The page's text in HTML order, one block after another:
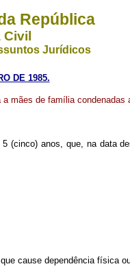
República
Jurídicos
DE 1985.
a mães de família condenadas
(cinco) anos, que, na data
cause dependência física